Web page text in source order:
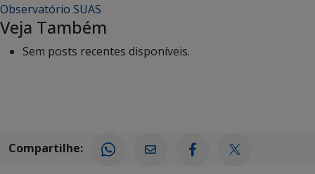
Observatório SUAS
Veja Também
Sem posts recentes disponíveis.
Compartilhe: